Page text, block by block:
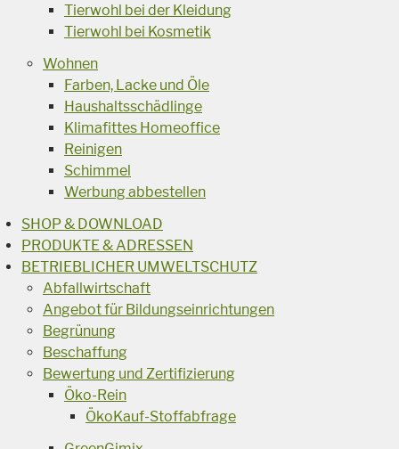
Tierwohl bei der Kleidung
Tierwohl bei Kosmetik
Wohnen
Farben, Lacke und Öle
Haushaltsschädlinge
Klimafittes Homeoffice
Reinigen
Schimmel
Werbung abbestellen
SHOP & DOWNLOAD
PRODUKTE & ADRESSEN
BETRIEBLICHER UMWELTSCHUTZ
Abfallwirtschaft
Angebot für Bildungseinrichtungen
Begrünung
Beschaffung
Bewertung und Zertifizierung
Öko-Rein
ÖkoKauf-Stoffabfrage